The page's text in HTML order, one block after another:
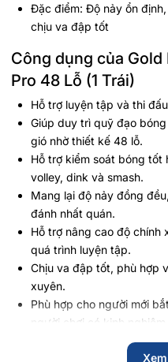
Đặc điểm: Độ nảy ổn
chịu va đập tốt
Công dụng của
Pro 48 Lỗ (1 Trái)
Hỗ trợ luyện tập và thi
Giúp duy trì quỹ đạo
gió nhờ thiết kế 48 lỗ.
Hỗ trợ kiểm soát bóng tốt
volley, dink và smash.
Mang lại độ nảy đồng
đánh nhất quán.
Hỗ trợ nâng cao độ chính
quá trình luyện tập.
Chịu va đập tốt, phù hợp
xuyên.
Phù hợp cho người mới
người chơi có kinh nghiệm.
Thích hợp sử dụng trong
theo nhóm hoặc thi đấu